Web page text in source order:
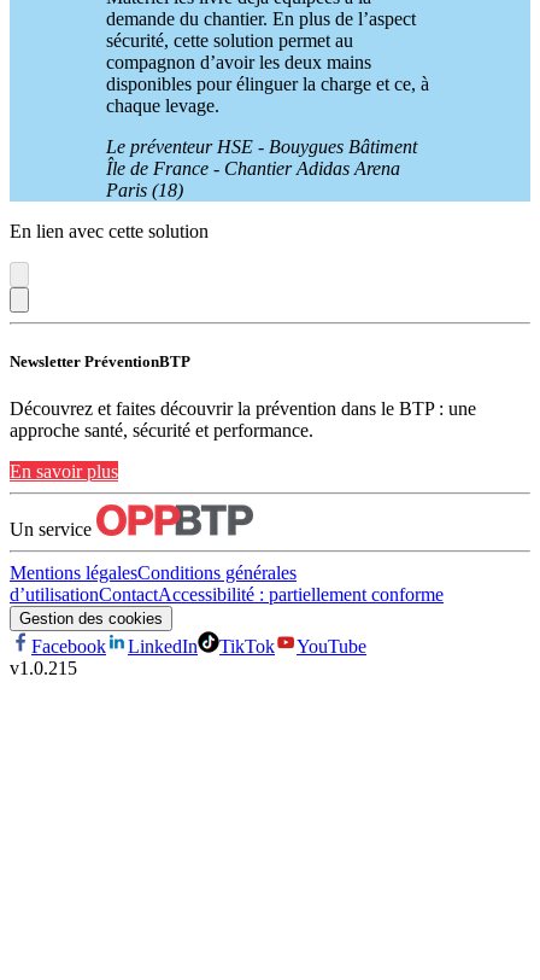
demande du chantier. En plus de l’aspect
sécurité, cette solution permet au
compagnon d’avoir les deux mains
disponibles pour élinguer la charge et ce, à
chaque levage.
Le préventeur HSE - Bouygues Bâtiment
Île de France - Chantier Adidas Arena
Paris (18)
En lien avec cette solution
Newsletter PréventionBTP
Découvrez et faites découvrir la prévention dans le BTP : une
approche santé, sécurité et performance.
En savoir plus
Un service
Mentions légalesConditions générales
d’utilisationContactAccessibilité : partiellement conforme
Gestion des cookies
Facebook LinkedIn TikTok
YouTube
v1.0.215